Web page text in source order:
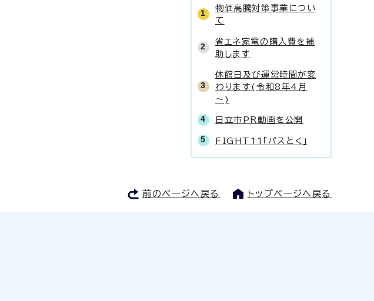
物価高騰対策事業につい
て
省エネ家電の購入費を補
助します
休館日及び運営時間が変
わります(令和8年4月
～)
日立市PR動画を公開
FIGHT11「パスとく」
前のページへ戻る トップページへ戻る